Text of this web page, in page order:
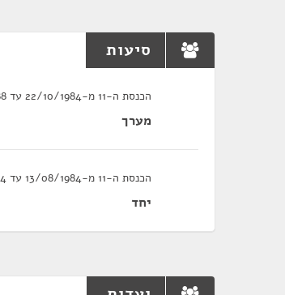
סיעות
הכנסת ה-11 מ-22/10/1984 עד 21/11/1988
מערך
הכנסת ה-11 מ-13/08/1984 עד 22/10/1984
יחד